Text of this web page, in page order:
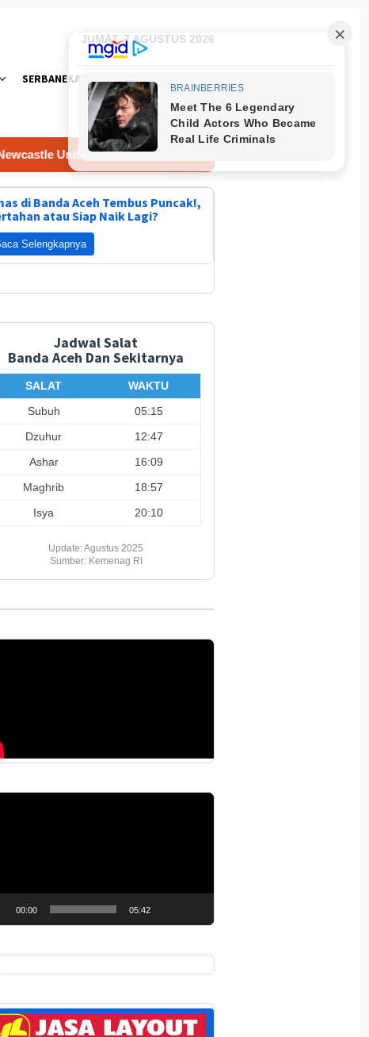
JUMAT, 7 AGUSTUS 2026
SERBANEKA FOTO
8 Agustus 2026
di Banda Aceh Tembus Puncak!,
atau Siap Naik Lagi?
Selengkapnya
Jadwal Salat
Banda Aceh Dan Sekitarnya
SALAT
WAKTU
Subuh
05:15
Dzuhur
12:47
Ashar
16:09
Maghrib
18:57
Isya
20:10
Update: Agustus 2025
Sumber: Kemenag RI
00:00 05:42